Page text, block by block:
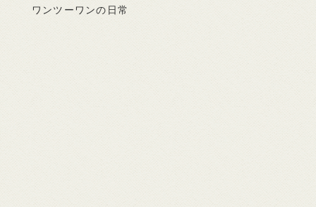
ワンツーワンの日常